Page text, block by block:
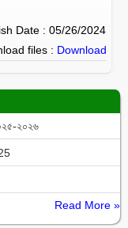
Date : 05/26/2024
files : Download
২০২৬
Read More »